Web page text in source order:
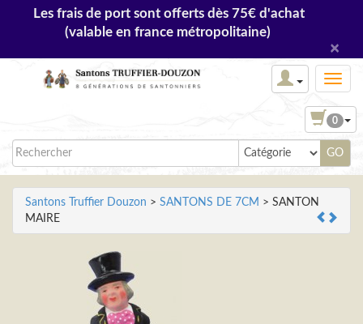
Les frais de port sont offerts dès 75€ d'achat
(valable en france métropolitaine)
×
0
Santons Truffier Douzon > SANTONS DE 7CM > SANTON
MAIRE